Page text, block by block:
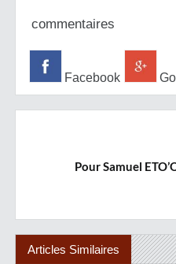
commentaires
Facebook
Pour Samuel
Articles Similaires